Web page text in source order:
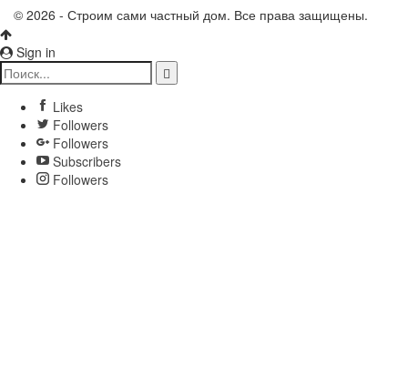
© 2026 - Строим сами частный дом. Все права защищены.
Sign in
Likes
Followers
Followers
Subscribers
Followers